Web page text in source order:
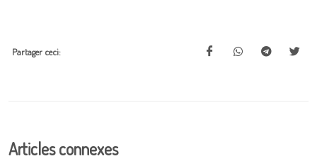
Partager ceci:
Articles connexes